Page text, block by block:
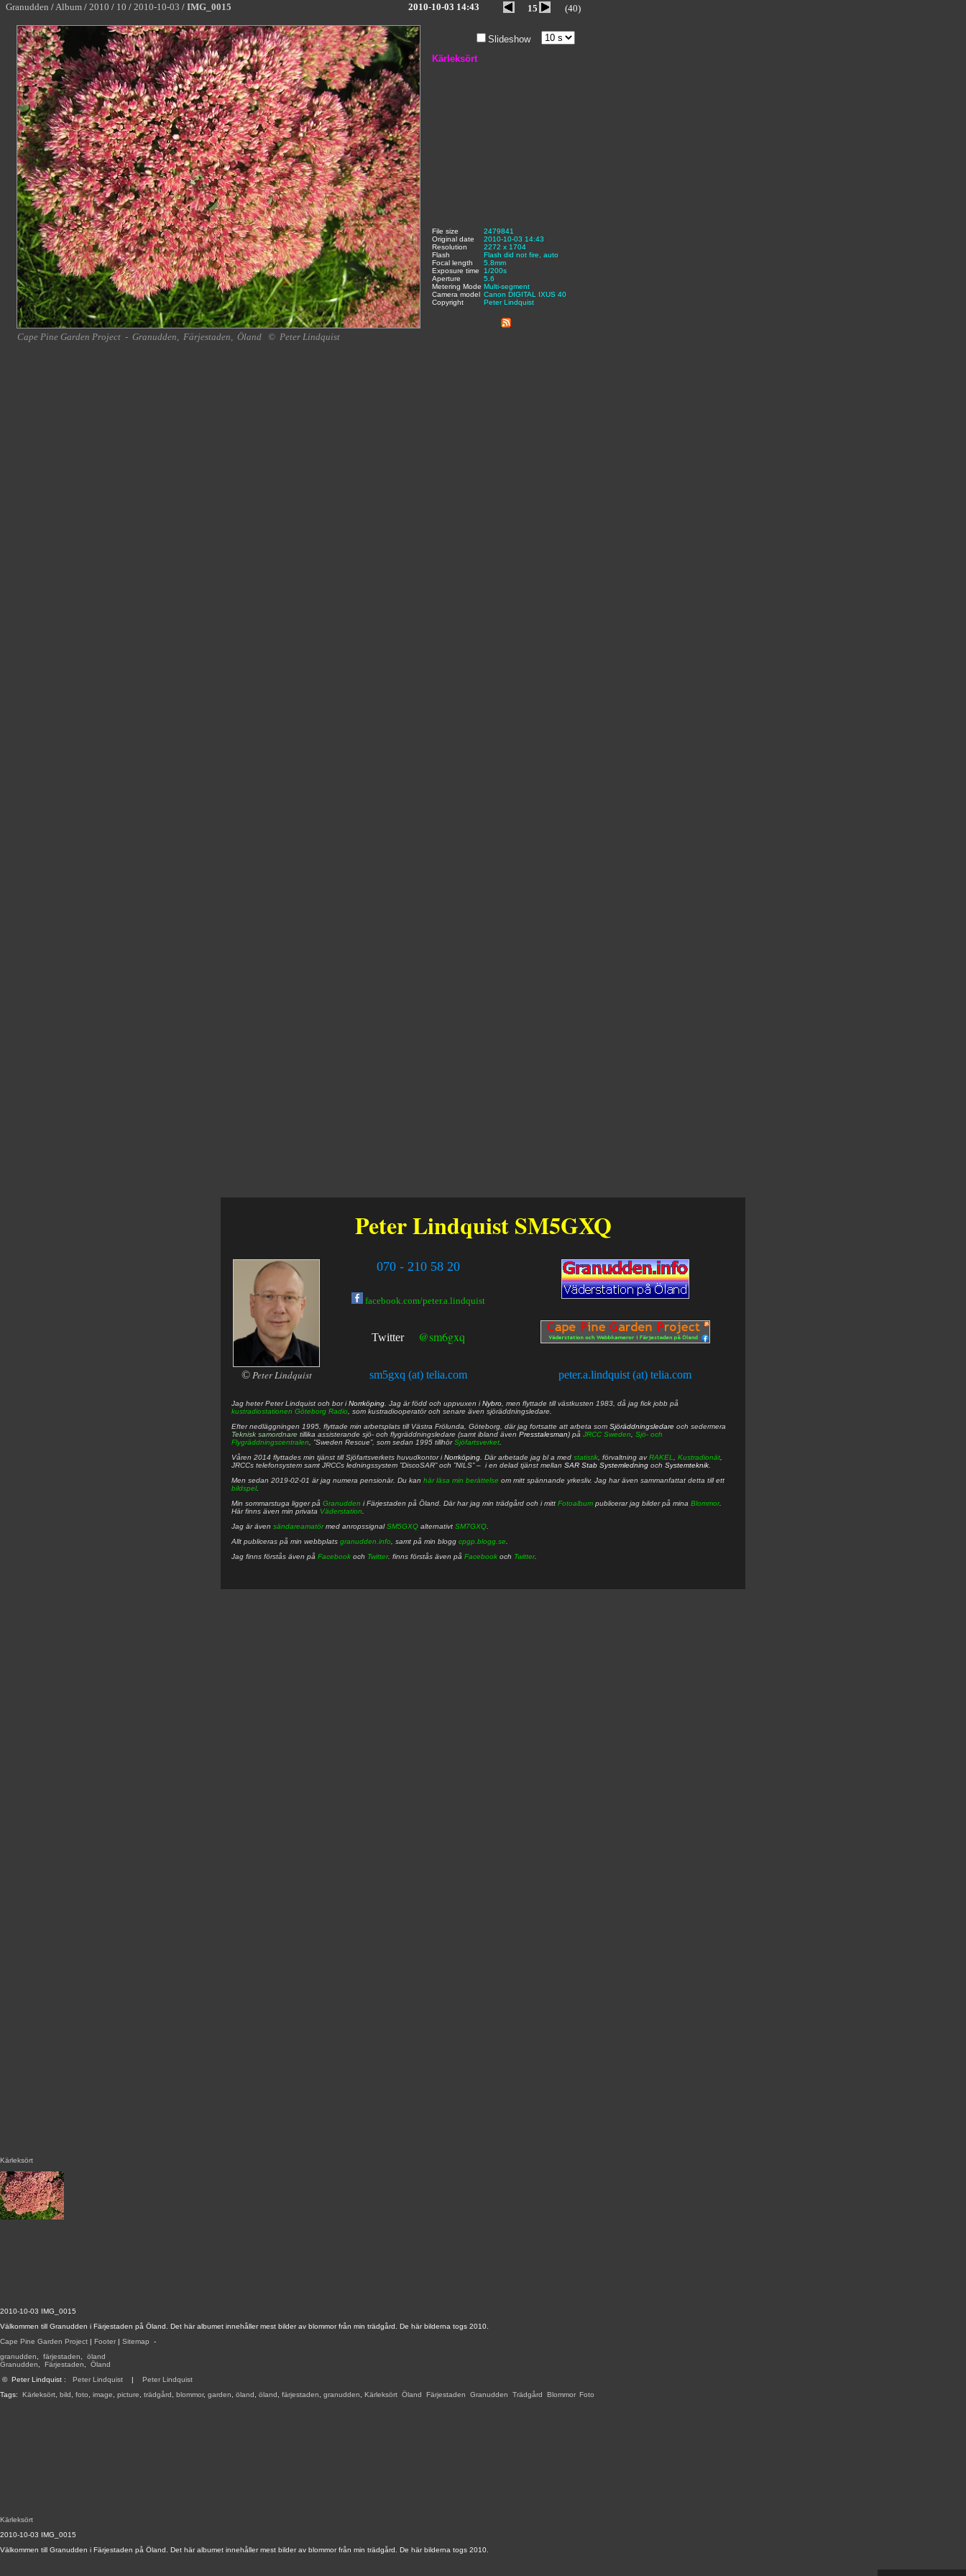
Granudden /Album / 2010 / 10 / 2010-10-03 / IMG_0015 2010-10-03 14:43 15 (40)
Slideshow
Kärleksört
2010-10-03 IMG_0015
Välkommen till Granudden i Färjestaden på Öland. Det här albumet innehåller mest bilder av blommor från min trädgård. De här bilderna togs 2010.
Cape Pine Garden Project | Footer | Sitemap -
granudden
färjestaden
öland
Granudden
Färjestaden
Öland
© Peter Lindquist : Peter Lindquist | Peter Lindquist
Tags: Kärleksört bild foto image picture trädgård blommor, garden öland öland färjestaden granudden Kärleksört Öland Färjestaden Granudden Trädgård Blommor, Foto
Kärleksört
File size 2479841
Original date
2010-10-03 14:43
Resolution
2272 x 1704
Flash
Flash did not fire, auto
Focal length
5.8mm
Exposure time
1/200s
Aperture
5.6
Metering Mode Multi-segment
Camera model Canon DIGITAL IXUS 40
Copyright
Peter Lindquist
Kärleksört
2010-10-03 IMG_0015
Välkommen till Granudden i Färjestaden på Öland. Det här albumet innehåller mest bilder av blommor från min trädgård. De här bilderna togs 2010.
Cape Pine Garden Project - Granudden, Färjestaden, Öland © Peter Lindquist
Peter Lindquist SM5GXQ
© Peter Lindquist
070 - 210 58 20
facebook.com/peter.a.lindquist
Twitter @sm6gxq
sm5gxq (at) telia.com peter.a.lindquist (at) telia.com
Jag heterPeter Lindquist och bor iNorrköping . Jag är född och uppvuxen iNybro , men flyttade till västkusten 1983, då jag fick jobb på
kustradiostationen Göteborg Radio , som kustradiooperatör och senare även sjöräddningsledare.
Efter nedläggningen 1995, flyttade min arbetsplats till Västra Frölunda, Göteborg, där jag fortsatte att arbeta som Sjöräddningsledare och sedermera
Teknisk samordnare tillika assisterande sjö- och flygräddningsledare (samt ibland även Presstalesman) på JRCC Sweden
Sjö- och
Flygräddningscentralen , ”Sweden Rescue”, som sedan 1995 tillhörSjöfartsverket
Våren 2014 flyttades min tjänst till Sjöfartsverkets huvudkontor iNorrköping . Där arbetade jag bl a med statistik , förvaltning avRAKEL Kustradionät
JRCCs telefonsystem samt JRCCs ledningssystem ”DiscoSAR” och ”NILS” – i en delad tjänst mellan SAR Stab Systemledning och Systemteknik
Men sedan 2019-02-01 är jag numera pensionär. Du kan här läsa min berättelse om mitt spännande yrkesliv. Jag har även sammanfattat detta till ett
bildspel.
Min sommarstuga ligger på Granudden i Färjestaden på Öland. Där har jag min trädgård och i mitt Fotoalbum publicerar jag bilder på mina Blommor.
Här finns även min privata Väderstation
Jag är även sändareamatörmed anropssignalSM5GXQ alternativt SM7GXQ
Allt publiceras på min webbplats granudden.info , samt på min blogg cpgp.blogg.se
Jag finns förstås även på Facebook och Twitter. finns förstås även på Facebook och Twitter.